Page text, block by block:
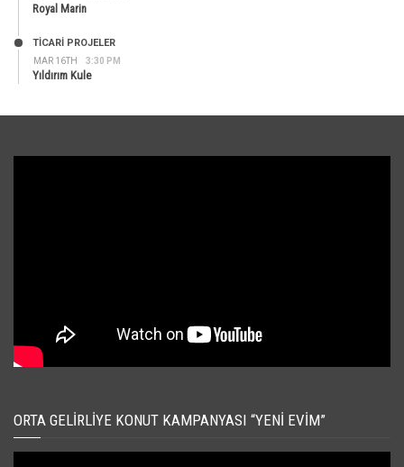
Royal Marin
MAR 16TH 3:30 PM
TİCARİ PROJELER
Yıldırım Kule
ORTA GELIRLIYE KONUT KAMPANYASI “YENI EVIM”